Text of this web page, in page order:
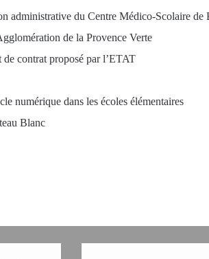
administrative du Centre Médico-Scolaire
de la Provence Verte
contrat proposé par l’ETAT
numérique dans les écoles élémentaires
Blanc